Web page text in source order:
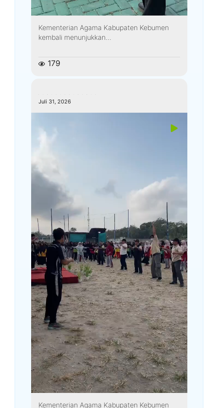
Kementerian Agama Kabupaten Kebumen
kembali menunjukkan...
179
Juli 31, 2026
Kementerian Agama Kabupaten Kebumen